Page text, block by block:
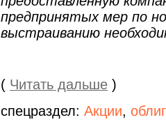
предпринятых мер по
выстраиванию
( Читать дальше )
спецраздел: Акции,